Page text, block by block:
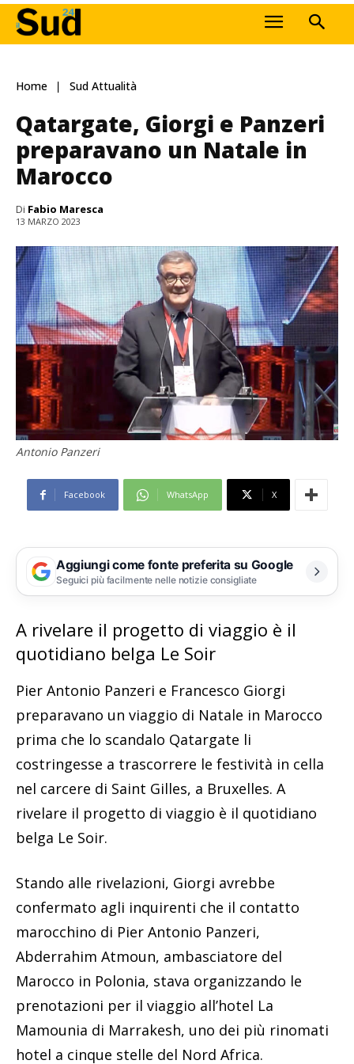
Home Sud Attualità
Qatargate, Giorgi e Panzeri
preparavano un Natale in
Marocco
Di Fabio Maresca
13 MARZO 2023
Antonio Panzeri
Facebook WhatsApp X
Aggiungi come fonte preferita su Google
Seguici più facilmente nelle notizie consigliate
A rivelare il progetto di viaggio è il
quotidiano belga Le Soir
Pier Antonio Panzeri e Francesco Giorgi
preparavano un viaggio di Natale in Marocco
prima che lo scandalo Qatargate li
costringesse a trascorrere le festività in cella
nel carcere di Saint Gilles, a Bruxelles. A
rivelare il progetto di viaggio è il quotidiano
belga Le Soir.
Stando alle rivelazioni, Giorgi avrebbe
confermato agli inquirenti che il contatto
marocchino di Pier Antonio Panzeri,
Abderrahim Atmoun, ambasciatore del
Marocco in Polonia, stava organizzando le
prenotazioni per il viaggio all’hotel La
Mamounia di Marrakesh, uno dei più rinomati
hotel a cinque stelle del Nord Africa.